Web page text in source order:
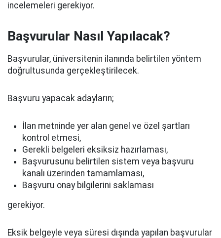
incelemeleri gerekiyor.
Başvurular Nasıl Yapılacak?
Başvurular, üniversitenin ilanında belirtilen yöntem
doğrultusunda gerçekleştirilecek.
Başvuru yapacak adayların;
İlan metninde yer alan genel ve özel şartları
kontrol etmesi,
Gerekli belgeleri eksiksiz hazırlaması,
Başvurusunu belirtilen sistem veya başvuru
kanalı üzerinden tamamlaması,
Başvuru onay bilgilerini saklaması
gerekiyor.
Eksik belgeyle veya süresi dışında yapılan başvurular